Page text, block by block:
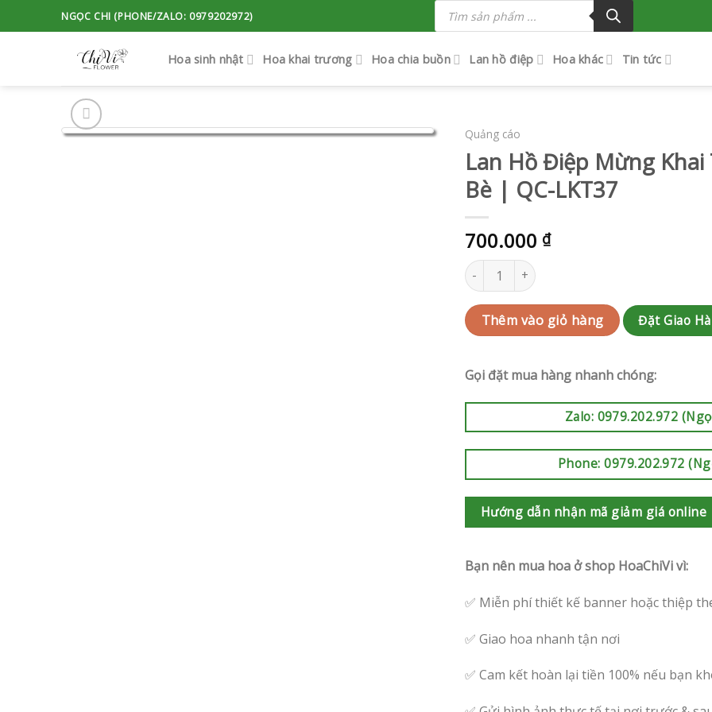
to
NGỌC CHI (PHONE/ZALO: 0979202972)
Tìm
kiếm
phẩm
Hoa sinh nhật Hoa khai trương Hoa chia buồn Lan hồ điệp Hoa khác Tin tức
Quảng cáo
Lan Hồ Điệp Mừng
Bè | QC-LKT37
700.000 ₫
Lan Hồ Điệp Mừng Khai Trương Nhà Bè |
Thêm vào giỏ hàng Đặt Giao
Gọi đặt mua hàng nhanh chóng:
Zalo: 0979.202.972
Phone: 0979.202.972
Hướng dẫn nhận mã giảm giá online
Bạn nên mua hoa ở shop HoaChiVi vì:
✅ Miễn phí thiết kế banner hoặc thiệp
✅ Giao hoa nhanh tận nơi
✅ Cam kết hoàn lại tiền 100% nếu bạn